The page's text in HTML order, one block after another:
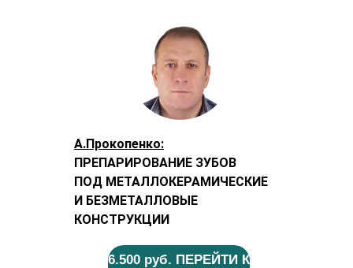
6.500 руб. ПЕРЕЙТИ К
А.Прокопенко:
ПРЕПАРИРОВАНИЕ ЗУБОВ
ПОД МЕТАЛЛОКЕРАМИЧЕСКИЕ
И БЕЗМЕТАЛЛОВЫЕ
КОНСТРУКЦИИ